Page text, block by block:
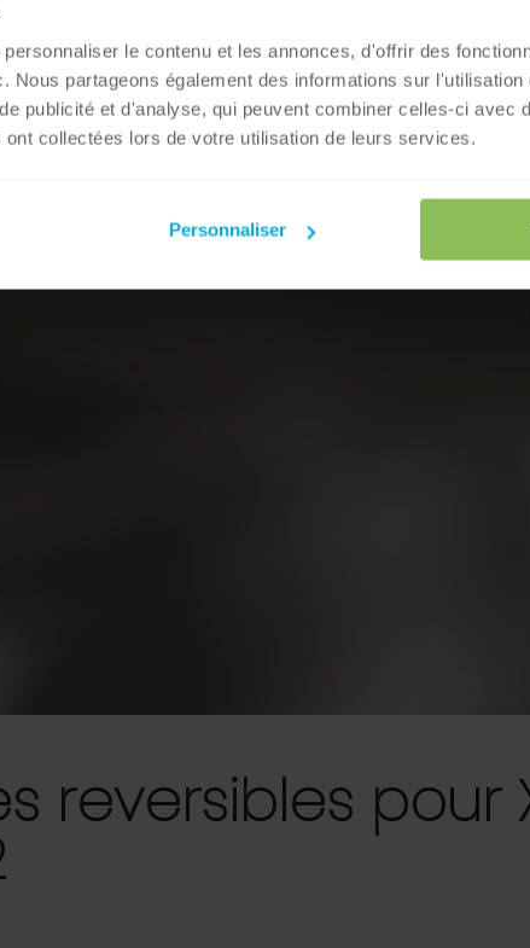
le contenu et les annonces, d'offrir des
Nous partageons également des informations sur
publicité et d'analyse, qui peuvent combiner celles-ci avec
collectées lors de votre utilisation de leurs services.
Personnaliser
reversibles pour